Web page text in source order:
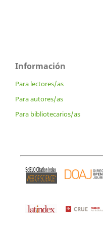
Información
Para lectores/as
Para autores/as
Para bibliotecarios/as